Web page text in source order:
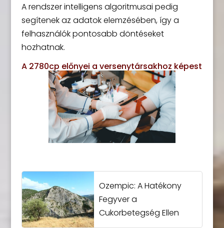
A rendszer intelligens algoritmusai pedig
segítenek az adatok elemzésében, így a
felhasználók pontosabb döntéseket
hozhatnak.
A 2780cp előnyei a versenytársakhoz képest
Ozempic: A Hatékony
Fegyver a
Cukorbetegség Ellen